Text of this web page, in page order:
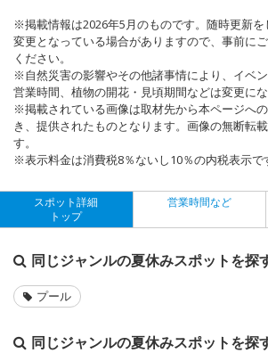
※掲載情報は2026年5月のものです。随時更新
変更となっている場合がありますので、事前に
ください。
※自然災害の影響やその他諸事情により、イベ
営業時間、植物の開花・見頃期間などは変更にな
※掲載されている画像は取材先から本ページへ
き、提供されたものとなります。画像の無断転
す。
※表示料金は消費税8％ないし10％の内税表示で
スポット詳細
トップ
営業時間など
同じジャンルの夏休みスポットを探
プール
同じジャンルの夏休みスポットを探